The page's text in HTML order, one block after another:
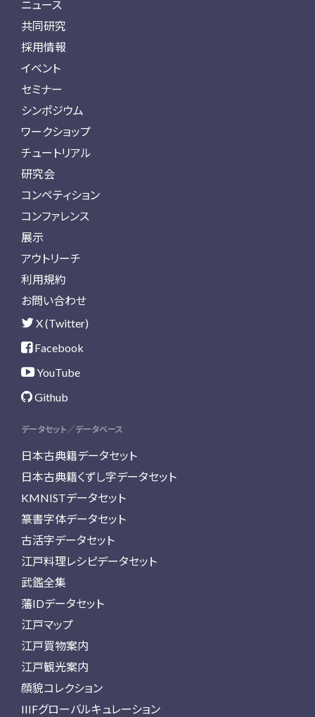
ニュース
共同研究
採用情報
イベント
セミナー
シンポジウム
ワークショップ
チュートリアル
研究会
コンペティション
コンファレンス
展示
アウトリーチ
利用規約
お問い合わせ
X (Twitter)
Facebook
YouTube
Github
データセット／データベース
日本古典籍データセット
日本古典籍くずし字データセット
KMNISTデータセット
篆書字体データセット
古活字データセット
江戸料理レシピデータセット
武鑑全集
藩IDデータセット
江戸マップ
江戸買物案内
江戸観光案内
顔貌コレクション
IIIFグローバルキュレーション